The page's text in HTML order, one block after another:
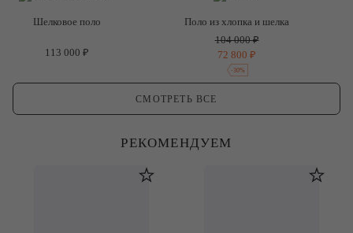
Шелковое поло
113 000 ₽
Поло из хлопка и шелка
104 000 ₽
72 800 ₽
-30%
СМОТРЕТЬ ВСЕ
РЕКОМЕНДУЕМ